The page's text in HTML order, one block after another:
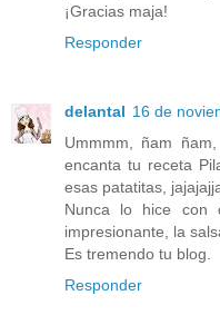
¡Gracias maja!
Responder
delantal 16 de
Ummmm, ñam
encanta tu receta
esas patatitas,
Nunca lo hice con
impresionante, la
Es tremendo tu blog.
Responder